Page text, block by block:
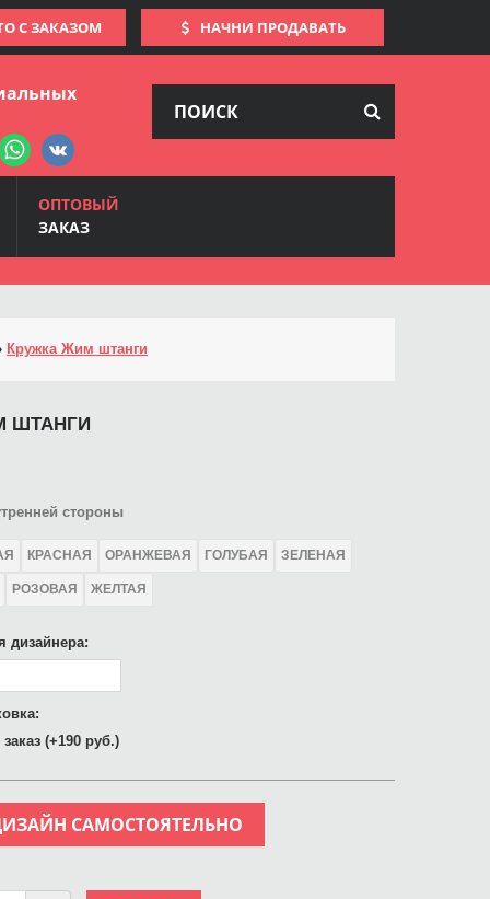
С ЗАКАЗОМ НАЧНИ ПРОДАВАТЬ
ОПТОВЫЙ
ЗАКАЗ
Кружка Жим штанги
ШТАНГИ
стороны
КРАСНАЯ ОРАНЖЕВАЯ ГОЛУБАЯ ЗЕЛЕНАЯ
РОЗОВАЯ ЖЕЛТАЯ
дизайнера:
(+190 руб.)
САМОСТОЯТЕЛЬНО